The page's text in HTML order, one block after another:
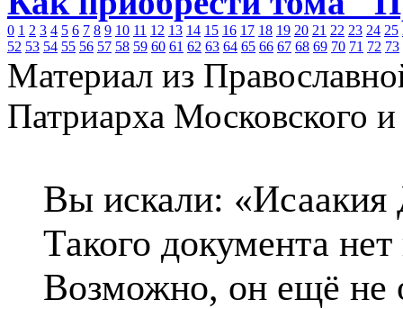
0 1 2 3 4 5 6 7 8 9 10 11 12 13 14 15 16 17 18 19 20 21 22 23 24 25
52 53 54 55 56 57 58 59 60 61 62 63 64 65 66 67 68 69 70 71 72 73
Материал из
Патриарха Московского
Вы искали: «Исаакия
Такого документа
Возможно, он ещё не